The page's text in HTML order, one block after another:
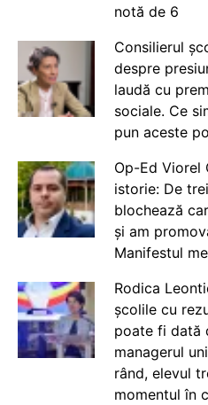
notă de 6
Consilierul
despre
laudă cu
sociale. Ce
pun aceste
Op-Ed Viorel
istorie: De
blochează
și am
Manifestul
Rodica
școlile cu
poate fi dată
managerul
rând, elevul
momentul în